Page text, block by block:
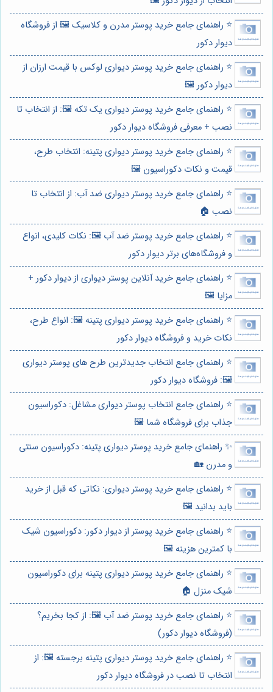
⭐️ راهنمای جامع خرید پوستر مدرن و کلاسیک 🖼️ از فروشگاه
دیوار دکور
⭐️ راهنمای جامع خرید پوستر دیواری لوکس با قیمت ارزان از
دیوار دکور 🖼️
⭐️ راهنمای جامع خرید پوستر دیواری یک تکه 🖼️: از انتخاب تا
نصب + معرفی فروشگاه دیوار دکور
⭐️ راهنمای جامع خرید پوستر دیواری پتینه: انتخاب طرح،
قیمت و نکات دکوراسیون 🖼️
⭐️ راهنمای جامع خرید پوستر دیواری ضد آب: از انتخاب تا
نصب 🏠
⭐️ راهنمای جامع خرید پوستر ضد آب 🖼️: نکات کلیدی، انواع
و فروشگاه‌های برتر دیوار دکور
⭐️ راهنمای جامع خرید آنلاین پوستر دیواری از دیوار دکور +
مزایا 🖼️
⭐️ راهنمای جامع خرید پوستر دیواری پتینه 🖼️: انواع طرح،
نکات خرید و فروشگاه دیوار دکور
⭐️ راهنمای جامع انتخاب جدیدترین طرح های پوستر دیواری
🖼️: فروشگاه دیوار دکور
⭐️ راهنمای جامع انتخاب پوستر دیواری مشاغل: دکوراسیون
جذاب برای فروشگاه شما 🖼️
✨ راهنمای جامع خرید پوستر دیواری پتینه: دکوراسیون سنتی
و مدرن 🏡
⭐️ راهنمای جامع خرید پوستر دیواری: نکاتی که قبل از خرید
باید بدانید 🖼️
⭐️ راهنمای جامع خرید پوستر از دیوار دکور: دکوراسیون شیک
با کمترین هزینه 🖼️
⭐️ راهنمای جامع خرید پوستر دیواری پتینه برای دکوراسیون
شیک منزل 🏠
⭐️ راهنمای جامع خرید پوستر ضد آب 🖼️: از کجا بخریم؟
(فروشگاه دیوار دکور)
⭐️ راهنمای جامع خرید پوستر دیواری پتینه برجسته 🖼️: از
انتخاب تا نصب در فروشگاه دیوار دکور